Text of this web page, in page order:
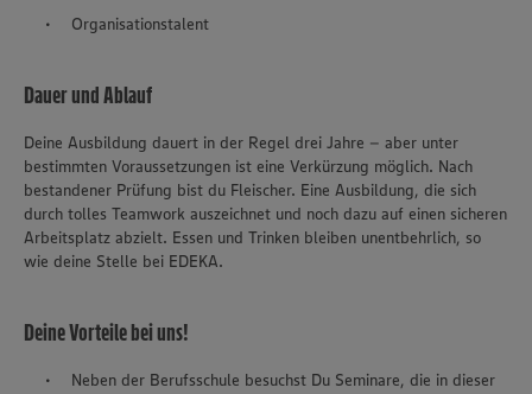
Organisationstalent
Dauer und Ablauf
Deine Ausbildung dauert in der Regel drei Jahre – aber unter
bestimmten Voraussetzungen ist eine Verkürzung möglich. Nach
bestandener Prüfung bist du Fleischer. Eine Ausbildung, die sich
durch tolles Teamwork auszeichnet und noch dazu auf einen sicheren
Arbeitsplatz abzielt. Essen und Trinken bleiben unentbehrlich, so
wie deine Stelle bei EDEKA.
Deine Vorteile bei uns!
Neben der Berufsschule besuchst Du Seminare, die in dieser